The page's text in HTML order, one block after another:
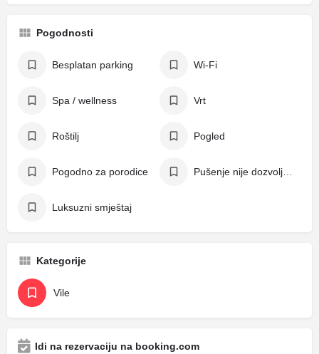
Pogodnosti
Besplatan parking Wi-Fi
Spa / wellness Vrt
Roštilj Pogled
Pogodno za porodice
Luksuzni smještaj
Kategorije
Vile
Idi na rezervaciju na booking.com